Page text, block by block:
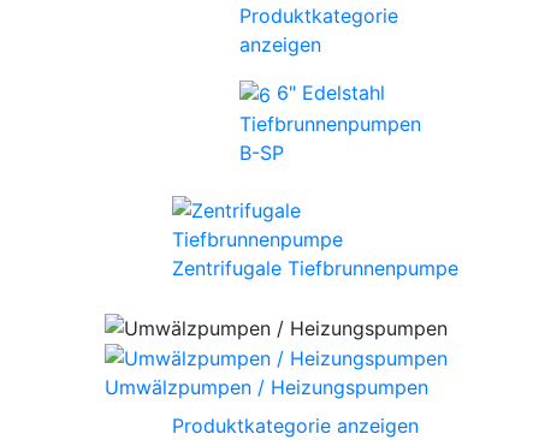
Produktkategorie
anzeigen
6" Edelstahl
Tiefbrunnenpumpen
B-SP
Zentrifugale Tiefbrunnenpumpe
Umwälzpumpen / Heizungspumpen
Produktkategorie anzeigen